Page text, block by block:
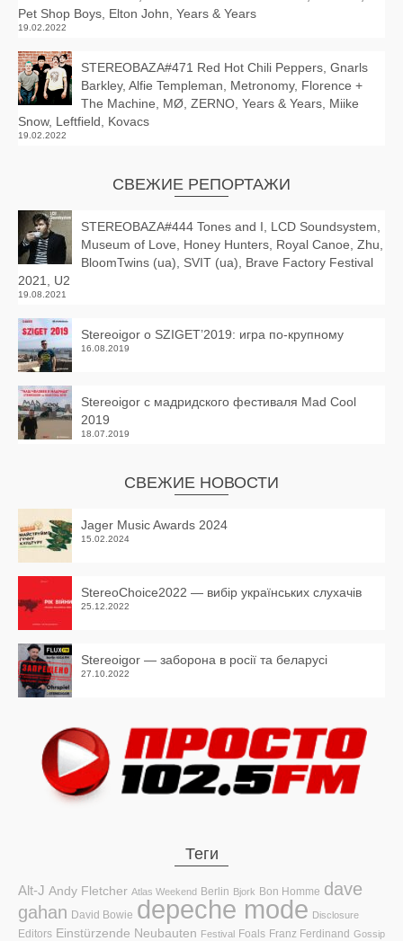
Pet Shop Boys, Elton John, Years & Years
19.02.2022
STEREOBAZA#471 Red Hot Chili Peppers, Gnarls
Barkley, Alfie Templeman, Metronomy, Florence +
The Machine, MØ, ZERNO, Years & Years, Miike
Snow, Leftfield, Kovacs
19.02.2022
СВЕЖИЕ РЕПОРТАЖИ
STEREOBAZA#444 Tones and I, LCD Soundsystem,
Museum of Love, Honey Hunters, Royal Canoe, Zhu,
BloomTwins (ua), SVIT (ua), Brave Factory Festival
2021, U2
19.08.2021
Stereoigor о SZIGET’2019: игра по-крупному
16.08.2019
Stereoigor с мадридского фестиваля Mad Cool
2019
18.07.2019
СВЕЖИЕ НОВОСТИ
Jager Music Awards 2024
15.02.2024
StereoChoice2022 — вибір українських слухачів
25.12.2022
Stereoigor — заборона в росії та беларусі
27.10.2022
Теги
Alt-J Andy Fletcher Atlas Weekend Berlin Bjork Bon Homme dave
gahan David Bowie depeche mode Disclosure
Editors Einstürzende Neubauten Festival Foals Franz Ferdinand Gossip